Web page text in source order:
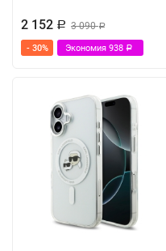
2 152 Р 3 090Р
- 30% Экономия 938 Р